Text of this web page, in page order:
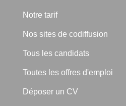
Notre tarif
Nos sites de codiffusion
Tous les candidats
Toutes les offres d'emploi
Déposer un CV